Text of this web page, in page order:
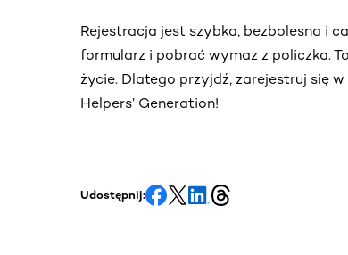
Rejestracja jest szybka, bezbolesna i
formularz i pobrać wymaz z policzka.
życie. Dlatego przyjdź, zarejestruj się
Helpers’ Generation!
Udostępnij: